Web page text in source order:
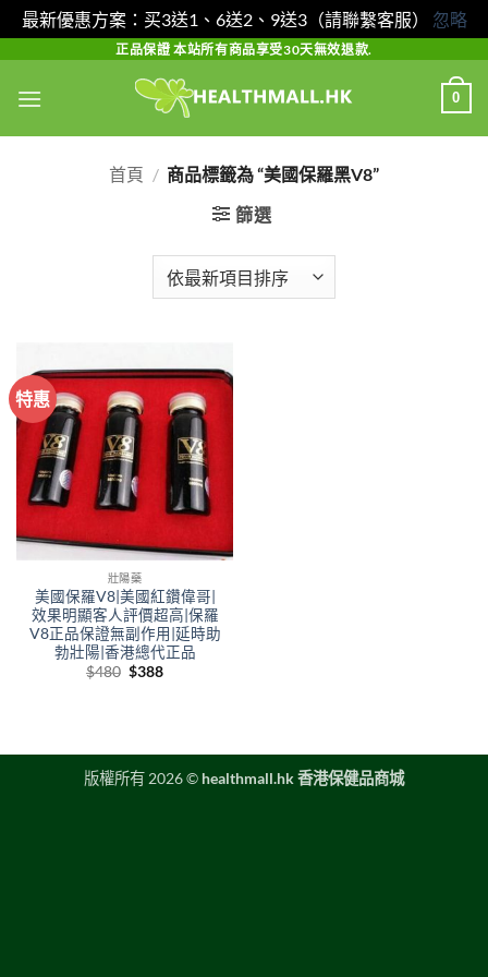
最新優惠方案：买3送1、6送2、9送3（請聯繫客服） 忽略
content
正品保證 本站所有商品享受30天無效退款.
0
首頁 / 商品標籤為 “美國保羅黑V8”
篩選
特惠
壯陽藥
美國保羅V8|美國紅鑽偉哥|
效果明顯客人評價超高|保羅
V8正品保證無副作用|延時助
勃壯陽|香港總代正品
$480 Original
$388Current
版權所有 2026 © healthmall.hk 香港保健品商城